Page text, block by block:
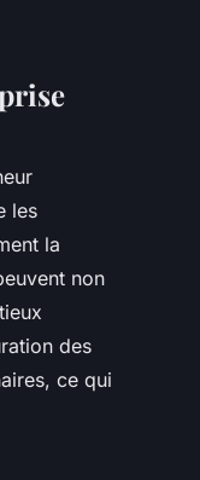
les
la
non
des
ce qui